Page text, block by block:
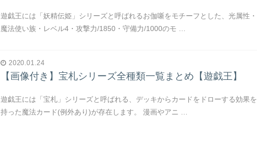
遊戯王には「妖精伝姫」シリーズと呼ばれるお伽噺をモチーフとした、光属性・
魔法使い族・レベル4・攻撃力/1850・守備力/1000のモ …
2020.01.24
【画像付き】宝札シリーズ全種類一覧まとめ【遊戯王】
遊戯王には「宝札」シリーズと呼ばれる、デッキからカードをドローする効果を
持った魔法カード(例外あり)が存在します。 漫画やアニ …